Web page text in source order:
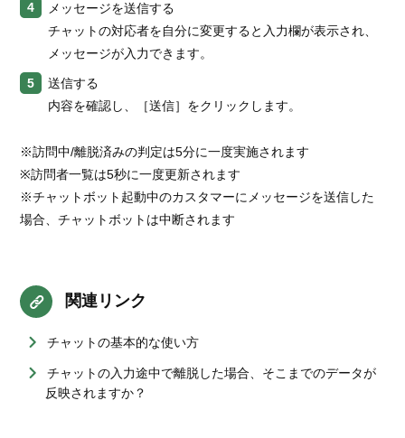
メッセージを送信する
チャットの対応者を自分に変更すると入力欄が表示され、
メッセージが入力できます。
送信する
内容を確認し、［送信］をクリックします。
※訪問中/離脱済みの判定は5分に一度実施されます
※訪問者一覧は5秒に一度更新されます
※チャットボット起動中のカスタマーにメッセージを送信した
場合、チャットボットは中断されます
関連リンク
チャットの基本的な使い方
チャットの入力途中で離脱した場合、そこまでのデータが
反映されますか？